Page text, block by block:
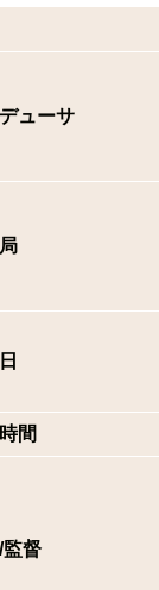
ューサ
間
督